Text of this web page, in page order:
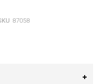
87058